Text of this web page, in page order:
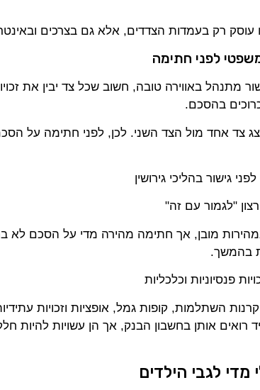
עוסק רק בעמדות הצדדים, אלא גם בצרכים
לפני חתימה
מתנהל באווירה טובה, חשוב שכל צד יבין את
בהסכם.
צד אחד מול הצד השני. לכן, לפני חתימה על
גישור בהליכי גירושין
"לגמור עם זה"
מובן, אך חתימה מהירה מדי על הסכם לא
בהמשך.
פנסיוניות וכלכליות
קרנות השתלמות, קופות גמל, אופציות וזכויות
רואים אותן בחשבון הבנק, אך הן עשויות להיות
מדי לגבי הילדים